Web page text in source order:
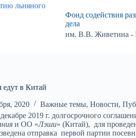
Фонд содействия
дела
им. В.В. Живетина -
едут в Китай
2020 Важные темы, Новости,
2019 г. долгосрочного
и ОО «Лэши» (Китай), для
отправка первой партии